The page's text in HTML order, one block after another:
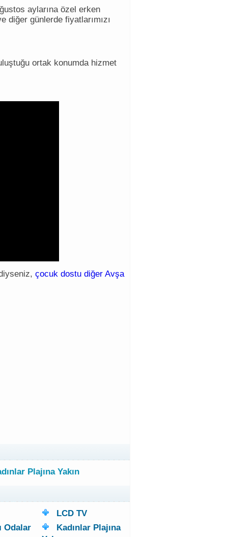
aylarına özel erken
günlerde fiyatlarımızı
ortak konumda hizmet
çocuk dostu diğer Avşa
Plajına Yakın
LCD TV
Odalar
Kadınlar Plajına